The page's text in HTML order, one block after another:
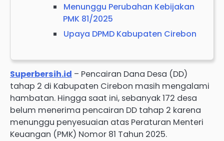
Menunggu Perubahan Kebijakan
PMK 81/2025
Upaya DPMD Kabupaten Cirebon
Superbersih.id – Pencairan Dana Desa (DD)
tahap 2 di Kabupaten Cirebon masih mengalami
hambatan. Hingga saat ini, sebanyak 172 desa
belum menerima pencairan DD tahap 2 karena
menunggu penyesuaian atas Peraturan Menteri
Keuangan (PMK) Nomor 81 Tahun 2025.